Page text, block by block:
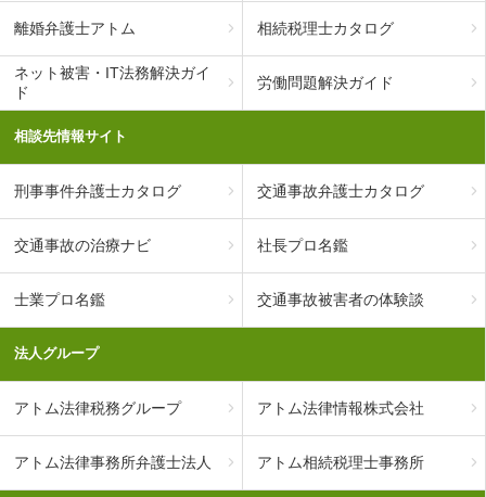
離婚弁護士アトム 相続税理士カタログ
ネット被害・IT法務解決ガイ
ド
労働問題解決ガイド
相談先情報サイト
刑事事件弁護士カタログ 交通事故弁護士カタログ
交通事故の治療ナビ 社長プロ名鑑
士業プロ名鑑 交通事故被害者の体験談
法人グループ
アトム法律税務グループ アトム法律情報株式会社
アトム法律事務所弁護士法人 アトム相続税理士事務所